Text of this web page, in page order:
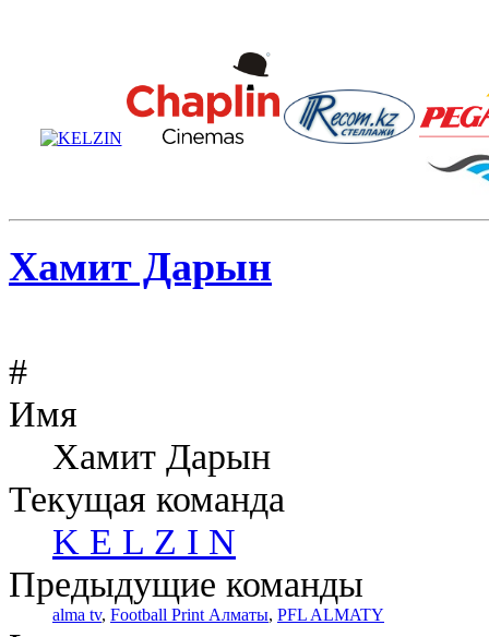
Хамит Дарын
#
Имя
Хамит Дарын
Текущая команда
K E L Z I N
Предыдущие команды
alma tv, Football Print Алматы, PFL ALMATY